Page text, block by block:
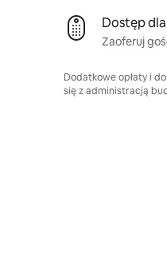
Dostęp
Zaoferuj
Dodatkowe opłaty i
się z administracją